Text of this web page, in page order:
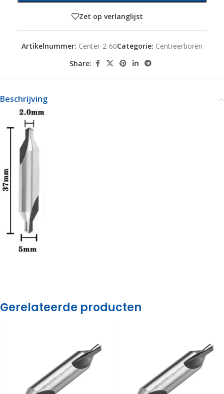
Zet op verlanglijst
Artikelnummer: Center-2-60Categorie: Centreerboren
Share:
Beschrijving
Gerelateerde producten